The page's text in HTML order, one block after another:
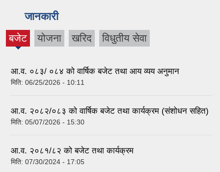
जानकारी
बजेट
(active
योजना खरिद विधुतीय सेवा
आ.व. ०८३/ ०८४ को वार्षिक बजेट तथा आय व्यय अनुमान
मिति: 06/25/2026 - 10:11
आ.व. २०८२/०८३ को वार्षिक बजेट तथा कार्यक्रम (संशोधन सहित)
मिति: 05/07/2026 - 15:30
आ.व. २०८१/८२ को बजेट तथा कार्यक्रम
मिति: 07/30/2024 - 17:05